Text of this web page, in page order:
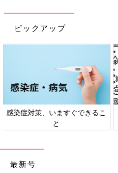
ピックアップ
日本外来小児科学会リーフレッ
ト検討会
最新号